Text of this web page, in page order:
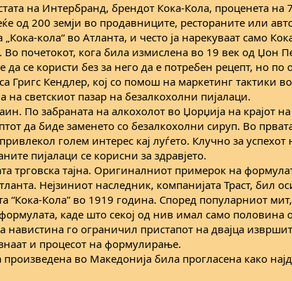
на Интербранд, брендот Кока-Кола, проценета на
од 200 земји во продавниците, рестораните или
кола“ во Атланта, и често ја нарекуваат само
почетокот, кога била измислена во 19 век од Џон
се користи без за него да е потребен рецепт, но по
Григс Кендлер, кој со помош на маркетинг тактики
светскиот пазар на безалкохолни пијалаци.
По забраната на алкохолот во Џорџија на крајот на
да биде заменето со безалкохолни сируп. Во
голем интерес кај луѓето. Клучно за успехот
пијалаци се корисни за здравјето.
трговска тајна. Оригиналниот примерок на
Нејзиниот наследник, компанијата Траст, бил
“Кока-Кола” во 1919 година. Според популарниот
каде што секој од нив имал само половина
навистина го ограничил пристапот на двајца
и процесот на формулирање.
во Македонија била прогласена како